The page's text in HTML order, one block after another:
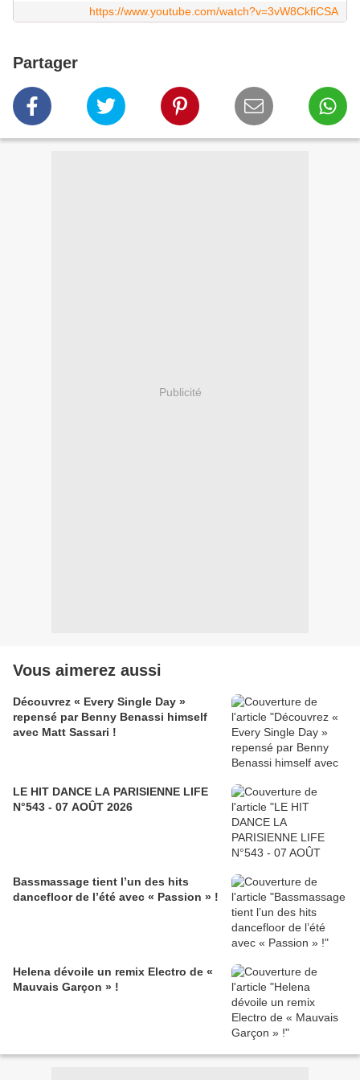
https://www.youtube.com/watch?v=3vW8CkfiCSA
Partager
Publicité
Vous aimerez aussi
Découvrez « Every Single Day »
repensé par Benny Benassi himself
avec Matt Sassari !
LE HIT DANCE LA PARISIENNE LIFE
N°543 - 07 AOÛT 2026
Bassmassage tient l’un des hits
dancefloor de l’été avec « Passion » !
Helena dévoile un remix Electro de «
Mauvais Garçon » !